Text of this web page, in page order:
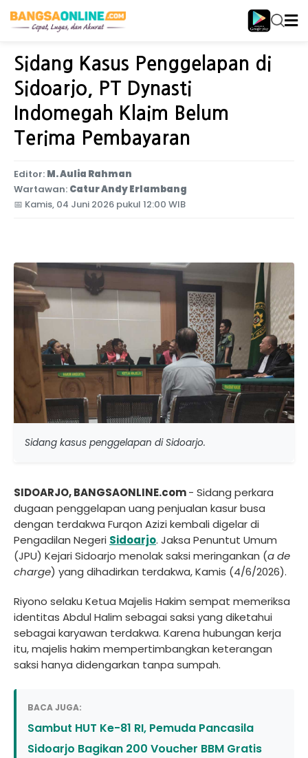
Home Jawa Timur
Sidang Kasus Penggelapan di
Sidoarjo, PT Dynasti
Indomegah Klaim Belum
Terima Pembayaran
Editor: M. Aulia Rahman
Wartawan: Catur Andy Erlambang
📅 Kamis, 04 Juni 2026 pukul 12:00 WIB
Sidang kasus penggelapan di Sidoarjo.
SIDOARJO, BANGSAONLINE.com- Sidang perkara
dugaan penggelapan uang penjualan kasur busa
dengan terdakwa Furqon Azizi kembali digelar di
Pengadilan Negeri Sidoarjo. Jaksa Penuntut Umum
(JPU) Kejari Sidoarjo menolak saksi meringankan (a de
charge) yang dihadirkan terdakwa, Kamis (4/6/2026).
Riyono selaku Ketua Majelis Hakim sempat memeriksa
identitas Abdul Halim sebagai saksi yang diketahui
sebagai karyawan terdakwa. Karena hubungan kerja
itu, majelis hakim mempertimbangkan keterangan
saksi hanya didengarkan tanpa sumpah.
BACA JUGA:
Sambut HUT Ke-81 RI, Pemuda Pancasila
Sidoarjo Bagikan 200 Voucher BBM Gratis